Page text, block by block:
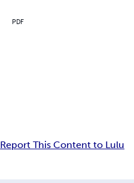
PDF
Report This Content to Lulu